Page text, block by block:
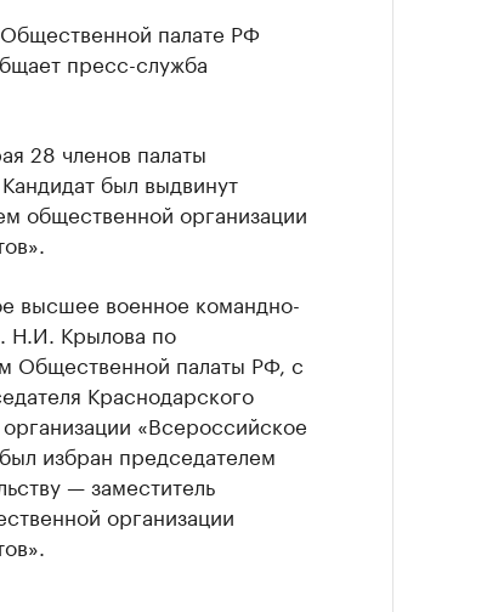
палате РФ
пресс-служба
28 членов палаты
был выдвинут
общественной организации
высшее военное командно-
Н.И. Крылова по
Общественной палаты РФ, с
Краснодарского
«Всероссийское
избран председателем
— заместитель
организации